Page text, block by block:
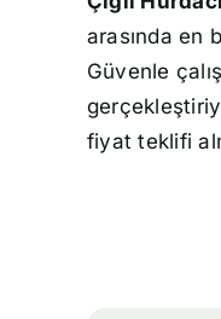
arasında en
Güvenle
fiyat teklifi